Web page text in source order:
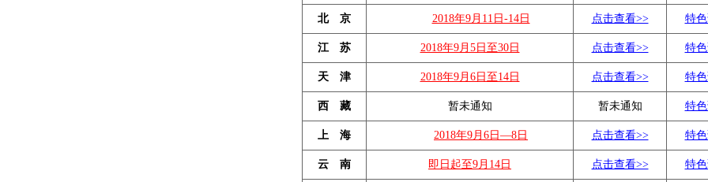
北 京 2018年9月11日-14日 点击查看>> 特
江 苏 2018年9月5日至30日 点击查看>> 特
天 津 2018年9月6日至14日 点击查看>> 特
西 藏 暂未通知 暂未通知 特
上 海 2018年9月6日—8日 点击查看>> 特
云 南 即日起至9月14日 点击查看>> 特